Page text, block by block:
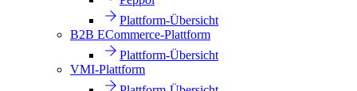
Plattform-Übersicht
B2B ECommerce-Plattform
Plattform-Übersicht
VMI-Plattform